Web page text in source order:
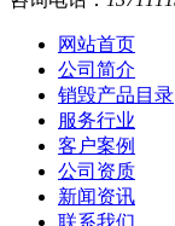
网站首页
公司简介
销毁产品目录
服务行业
客户案例
公司资质
新闻资讯
联系我们